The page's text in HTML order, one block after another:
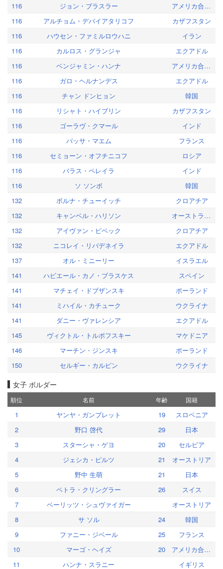
116
ジョン・ブラスラー
アメリカ合衆国
116
アルチョム・デバイアタリコフ
カザフスタン
116
ハウセン・ファミルロウハニ
イラン
116
カルロス・グランジャ
エクアドル
116
ベンジャミン・ハンナ
アメリカ合衆国
116
ガロ・ヘルナンデス
エクアドル
116
チャン ドンヒョン
韓国
116
リシャト・ハイブリン
カザフスタン
116
ゴーラヴ・クマール
インド
116
バッサ・マエム
フランス
116
セミョーン・オフチニコフ
ロシア
116
バラス・ペレイラ
インド
116
ソ ソンボ
韓国
132
ボルナ・チューイッチ
クロアチア
132
キャンベル・ハリソン
オーストラリア
132
アイヴァン・ピベック
クロアチア
132
ニコレイ・リバデネイラ
エクアドル
137
オル・ミニーリー
イスラエル
141
ハビエール・カノ・ブラスケス
スペイン
141
マチェイ・ドブザンスキ
ポーランド
141
ミハイル・カチューク
ウクライナ
141
ダニー・ヴァレンシア
エクアドル
145
ヴィクトル・トルポフスキー
マケドニア
146
マーチン・ジンスキ
ポーランド
150
セルギー・カルピン ウクライナ
女子 ボルダー
順位 名前 年齢 国籍
1 ヤンヤ・ガンブレット 19
スロベニア
2
野口 啓代 29
日本
3
スターシャ・ゲヨ 20
セルビア
4
ジェシカ・ピルツ 21
オーストリア
5
野中 生萌 21
日本
6
ペトラ・クリングラー 26
スイス
7
ベーリッツ・シュヴァイガー
オーストリア
8
サ ソル 24
韓国
9
ファニー・ジベール 25
フランス
10
マーゴ・ヘイズ 20
アメリカ合衆国
11
ハンナ・スラニー イギリス